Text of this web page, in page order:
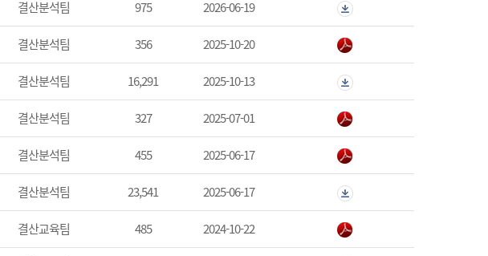
결산분석팀 975 2026-06-19
결산분석팀 356 2025-10-20
결산분석팀 16,291 2025-10-13
결산분석팀 327 2025-07-01
결산분석팀 455 2025-06-17
결산분석팀 23,541 2025-06-17
결산교육팀 485 2024-10-22